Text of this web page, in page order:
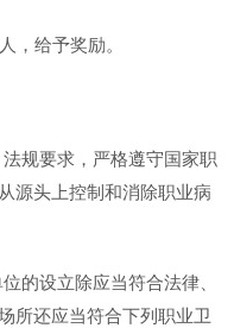
，给予奖励。
规要求，严格遵守国家职
源头上控制和消除职业病
的设立除应当符合法律、
所还应当符合下列职业卫